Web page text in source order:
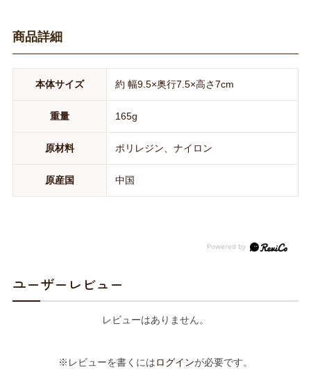
商品詳細
本体サイズ 約 幅9.5×奥行7.5×高さ7cm
重量 165g
原材料 ポリレジン、ナイロン
原産国 中国
ユーザーレビュー
レビューはありません。
※レビューを書くにはログインが必要です。